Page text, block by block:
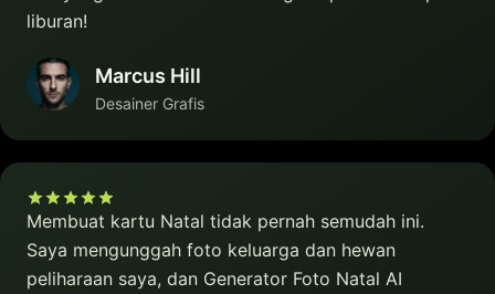
liburan!
Marcus Hill
Desainer Grafis
Membuat kartu Natal tidak pernah semudah ini.
Saya mengunggah foto keluarga dan hewan
peliharaan saya, dan Generator Foto Natal AI